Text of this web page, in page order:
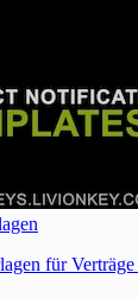
für